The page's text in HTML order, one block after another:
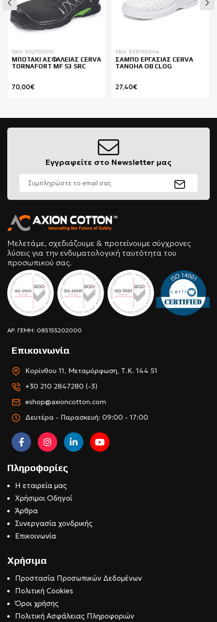
SKU: 302700210
ΜΠΟΤΑΚΙ ΑΣΦΑΛΕΙΑΣ CERVA
TORNAFORT MF S3 SRC
70,00€
SKU: 303100004
ΣΑΜΠΟ ΕΡΓΑΣΙΑΣ CERVA
TANOHA OB CLOG
27,40€
Εγγραφείτε στο Newsletter μας
Μελετάμε, σχεδιάζουμε & προτείνουμε σύγχρονες
λύσεις για την ενδυματολογική ταυτότητα του
προσωπικού σας.
ΑΡ. ΓΕΜΗ: 085155202000
Επικοινωνία
Κορίνθου 11, Μεταμόρφωση, Τ.Κ. 144 51
+30 210 2847280 (-3)
eshop@axioncotton.com
Δευτέρα - Παρασκευή: 09:00 - 17:00
Πληροφορίες
Η εταιρεία μας
Χρήσιμοι Οδηγοί
Άρθρα
Συνεργασία χονδρικής
Επικοινωνία
Χρήσιμα
Προστασία Προσωπικών Δεδομένων
Πολιτική Cookies
Όροι χρήσης
Πολιτική Ασφάλειας Πληροφοριών